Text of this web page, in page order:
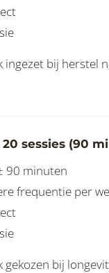
ingezet bij herstel
sessies (90
90 minuten
frequentie per
bij